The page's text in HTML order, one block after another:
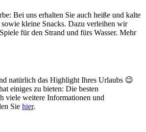
Bei uns erhalten Sie auch heiße und kalte
kleine Snacks. Dazu verleihen wir
für den Strand und fürs Wasser. Mehr
natürlich das Highlight Ihres Urlaubs 😉
einiges zu bieten: Die besten
viele weitere Informationen und
Sie hier.